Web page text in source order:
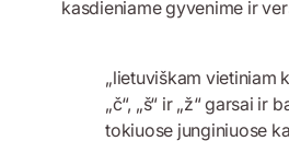
kasdieniame gyvenime ir
„lietuviškam vietiniam
„č“, „š“ ir „ž“ garsai ir
tokiuose junginiuose